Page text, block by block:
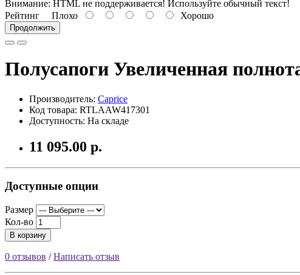
Внимание: HTML не поддерживается! Используйте обычный текст!
Рейтинг Плохо Хорошо
Продолжить
Полусапоги Увеличенная
Производитель: Caprice
Код товара: RTLAAW417301
Доступность: На складе
11 095.00 р.
Доступные опции
Размер
Кол-во
В корзину
0 отзывов /Написать отзыв